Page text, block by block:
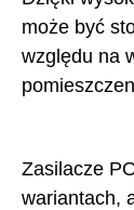
może być
względu na
Zasilacze
wariantach,